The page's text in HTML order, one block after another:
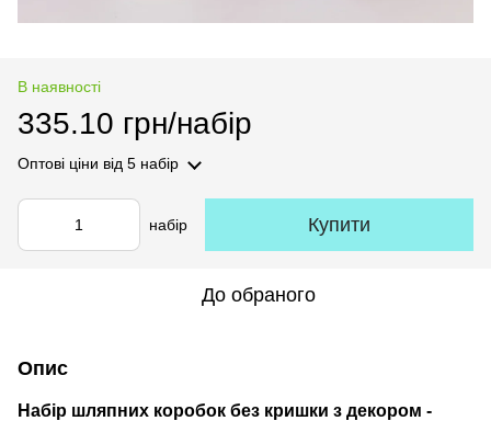
В наявності
335.10 грн/набір
Оптові ціни від 5 набір
набір Купити
До обраного
Опис
Набір шляпних коробок без кришки з декором -